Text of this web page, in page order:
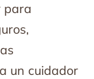
para
un cuidador